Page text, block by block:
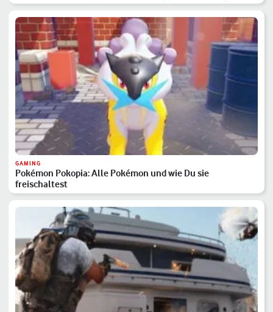
GAMING
Pokémon Pokopia: Alle Pokémon und wie Du sie
freischaltest